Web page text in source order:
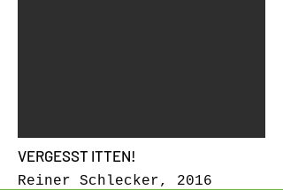
VERGESST ITTEN!
Reiner Schlecker, 2016